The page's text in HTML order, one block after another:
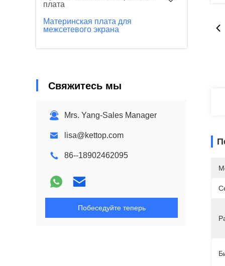
плата
Материнская плата для
межсетевого экрана
Свяжитесь мы
Mrs. Yang-Sales Manager
lisa@kettop.com
86--18902462095
Побеседуйте теперь